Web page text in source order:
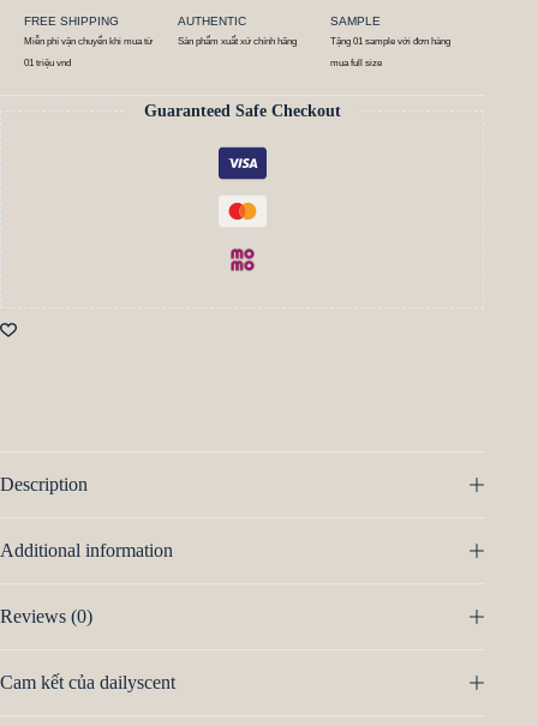
FREE SHIPPING
Miễn phí vận chuyển khi mua từ
01 triệu vnd
AUTHENTIC
Sản phẩm xuất xứ chính hãng
SAMPLE
Tặng 01 sample với đơn hàng
mua full size
Guaranteed Safe Checkout
Description
Additional information
Reviews (0)
Cam kết của dailyscent